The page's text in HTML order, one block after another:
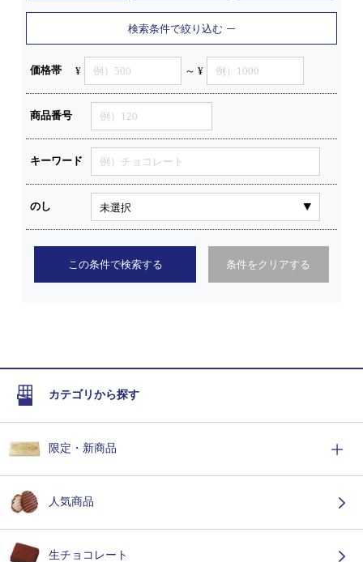
検索条件で絞り込む
価格帯 ¥ ～ ¥
商品番号
キーワード
のし
この条件で検索する 条件をクリアする
カテゴリから探す
限定・新商品
人気商品
生チョコレート